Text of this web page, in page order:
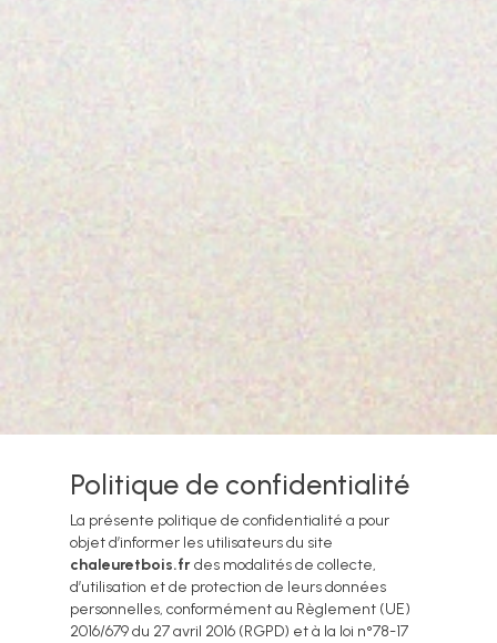
Politique de confidentialité
La présente politique de confidentialité a pour
objet d’informer les utilisateurs du site
chaleuretbois.frdes modalités de collecte,
d’utilisation et de protection de leurs données
personnelles, conformément au Règlement (UE)
2016/679 du 27 avril 2016 (RGPD) et à la loi n°78-17